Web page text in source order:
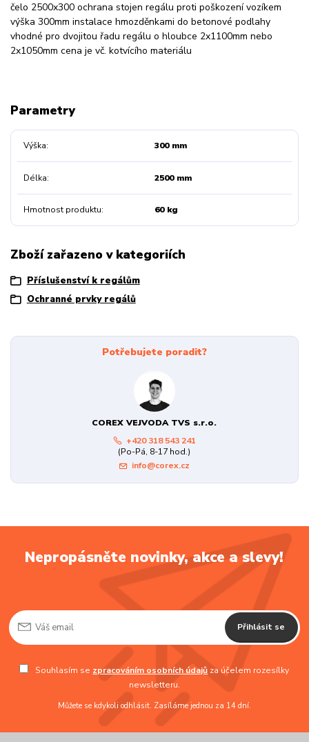
čelo 2500x300 ochrana stojen regálu proti poškození vozíkem
výška 300mm instalace hmozděnkami do betonové podlahy
vhodné pro dvojitou řadu regálu o hloubce 2x1100mm nebo
2x1050mm cena je vč. kotvícího materiálu
Parametry
Výška 300 mm
Délka 2500 mm
Hmotnost produktu 60 kg
Zboží zařazeno v kategoriích
Příslušenství k regálům
Ochranné prvky regálů
Potřebujete poradit?
COREX VEJVODA TVS s.r.o.
+420 318 543 241
(Po-Pá, 8-17 hod.)
info@corex.cz
Nepropásněte novinky, akce a slevy!
Přihlásit se
Souhlasím se zpracováním osobních údajů za účelem rozesílky
newsletteru.
Můžete se kdykoli odhlásit. Zasíláme jednou za 14 dní.